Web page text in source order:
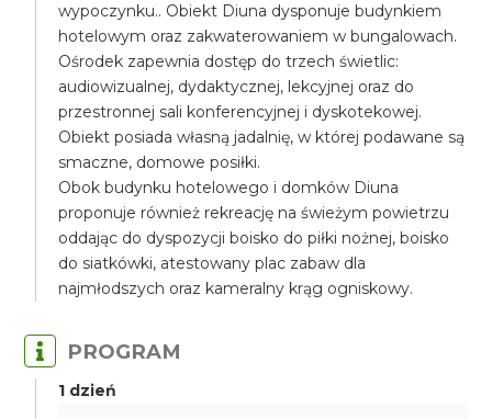
wypoczynku.. Obiekt Diuna dysponuje budynkiem
hotelowym oraz zakwaterowaniem w bungalowach.
Ośrodek zapewnia dostęp do trzech świetlic:
audiowizualnej, dydaktycznej, lekcyjnej oraz do
przestronnej sali konferencyjnej i dyskotekowej.
Obiekt posiada własną jadalnię, w której podawane są
smaczne, domowe posiłki.
Obok budynku hotelowego i domków Diuna
proponuje również rekreację na świeżym powietrzu
oddając do dyspozycji boisko do piłki nożnej, boisko
do siatkówki, atestowany plac zabaw dla
najmłodszych oraz kameralny krąg ogniskowy.
PROGRAM
1 dzień